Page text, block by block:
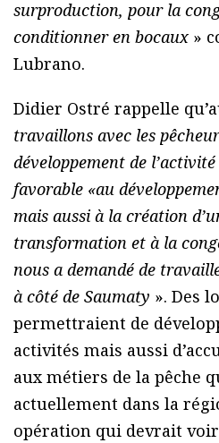
surproduction, pour la
conditionner en bocaux »
Lubrano.
Didier Ostré rappelle
travaillons avec les
développement de l’activité
favorable «au
mais aussi à la création
transformation et à la
nous a demandé de
à côté de Saumaty ». Des
permettraient de
activités mais aussi
aux métiers de la pêche
actuellement dans la
opération qui devrait